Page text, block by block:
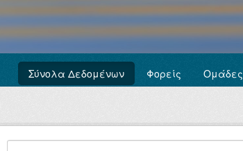
Σύνολα Δεδομένων Φορείς Ομάδες